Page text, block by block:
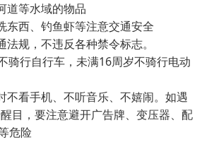
道等水域的物品
东西、钓鱼虾等注意交通安全
规，不违反各种禁令标志。
骑行自行车，未满16周岁不骑行电动
不看手机、不听音乐、不嬉闹。如遇
目，要注意避开广告牌、变压器、配
危险